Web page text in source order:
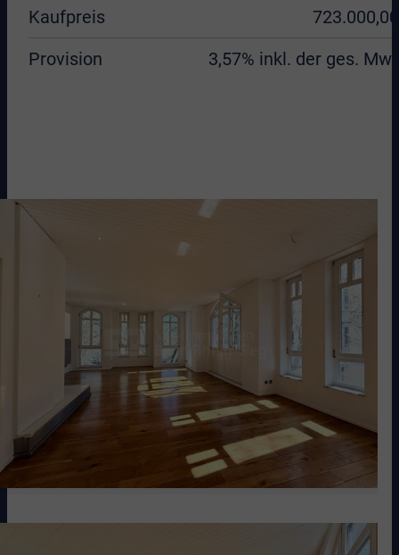
Kaufpreis
Provision
3,57% inkl. der ges.